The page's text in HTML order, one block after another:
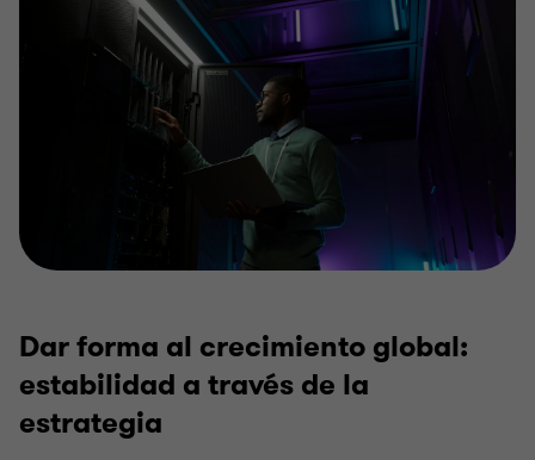
Dar forma al crecimiento global:
estabilidad a través de la
estrategia